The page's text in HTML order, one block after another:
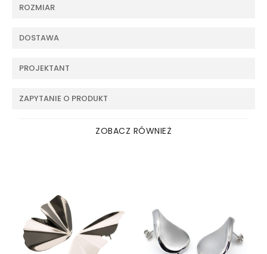
ROZMIAR
DOSTAWA
PROJEKTANT
ZAPYTANIE O PRODUKT
ZOBACZ RÓWNIEŻ